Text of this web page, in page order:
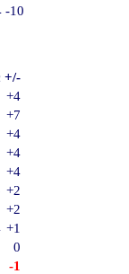
-10
+/-
+4
+7
+4
+4
+4
+2
+2
+1
0
-1